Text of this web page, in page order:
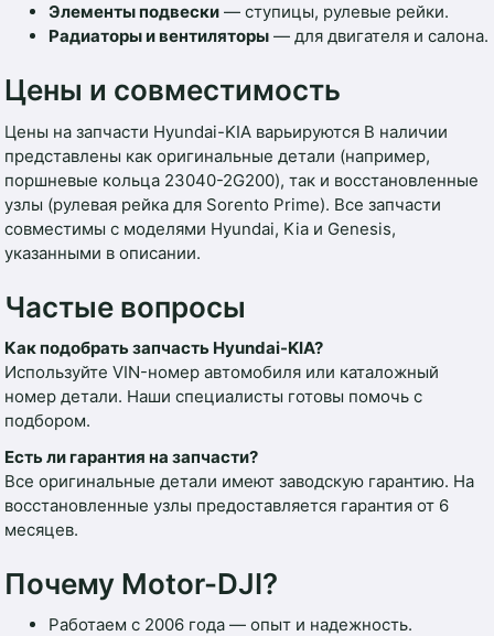
Элементы подвески — ступицы, рулевые рейки.
Радиаторы и вентиляторы — для двигателя и салона.
Цены и совместимость
Цены на запчасти Hyundai-KIA варьируются В наличии
представлены как оригинальные детали (например,
поршневые кольца 23040-2G200), так и восстановленные
узлы (рулевая рейка для Sorento Prime). Все запчасти
совместимы с моделями Hyundai, Kia и Genesis,
указанными в описании.
Частые вопросы
Как подобрать запчасть Hyundai-KIA?
Используйте VIN-номер автомобиля или каталожный
номер детали. Наши специалисты готовы помочь с
подбором.
Есть ли гарантия на запчасти?
Все оригинальные детали имеют заводскую гарантию. На
восстановленные узлы предоставляется гарантия от 6
месяцев.
Почему Motor-DJI?
Работаем с 2006 года — опыт и надежность.